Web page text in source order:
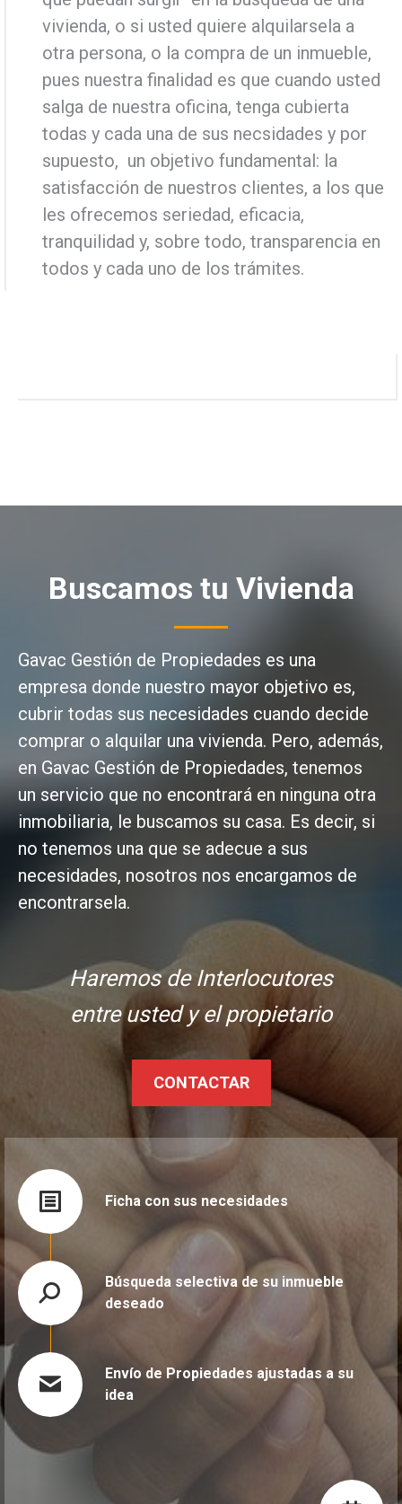
vivienda, o si usted quiere alquilarsela a
otra persona, o la compra de un inmueble,
pues nuestra finalidad es que cuando usted
salga de nuestra oficina, tenga cubierta
todas y cada una de sus necsidades y por
supuesto, un objetivo fundamental: la
satisfacción de nuestros clientes, a los que
les ofrecemos seriedad, eficacia,
tranquilidad y, sobre todo, transparencia en
todos y cada uno de los trámites.
Buscamos tu Vivienda
Gavac Gestión de Propiedades es una
empresa donde nuestro mayor objetivo es,
cubrir todas sus necesidades cuando decide
comprar o alquilar una vivienda. Pero, además,
en Gavac Gestión de Propiedades, tenemos
un servicio que no encontrará en ninguna otra
inmobiliaria, le buscamos su casa. Es decir, si
no tenemos una que se adecue a sus
necesidades, nosotros nos encargamos de
encontrarsela.
Haremos de Interlocutores
entre usted y el propietario
CONTACTAR
Ficha con sus necesidades
Búsqueda selectiva de su inmueble
deseado
Envío de Propiedades ajustadas a su
idea